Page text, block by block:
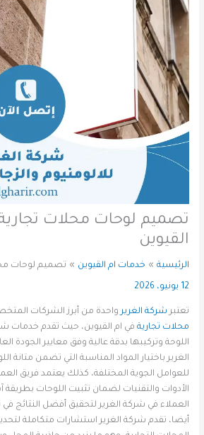
تصميم لوحات محلات
القيوين
الرئيسية خدمات ام القيوين تصميم لوحات
12 يونيو، 2026
تعتبر شركة الغريرواحدة من أبرز الشركات
محلات تجارية في ام القيوين، حيث تقدم
اللوحة وتركيبها بدقة عالية وفق معايير الجودة
الغرير باختيار المواد المناسبة التي تضمن متانة
للعوامل الجوية المختلفة، كذلك يعتمد فريق
الأدوات والتقنيات لضمان تثبيت اللوحات بطريقة
العملاء في شركة الغرير لتحقيق أفضل النتائج في
أيضا، تقدم شركة الغرير استشارات متكاملة